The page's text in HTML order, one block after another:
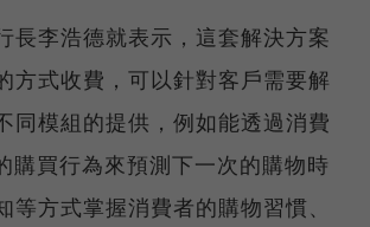
長李浩德就表示，這套解決方案
方式收費，可以針對客戶需要解
同模組的提供，例如能透過消費
購買行為來預測下一次的購物時
等方式掌握消費者的購物習慣、